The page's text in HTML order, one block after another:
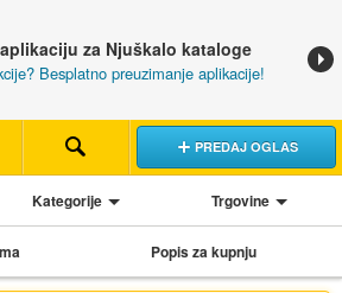
za Njuškalo kataloge
Besplatno preuzimanje aplikacije!
PREDAJ OGLAS
Kategorije Trgovine
Popis za kupnju